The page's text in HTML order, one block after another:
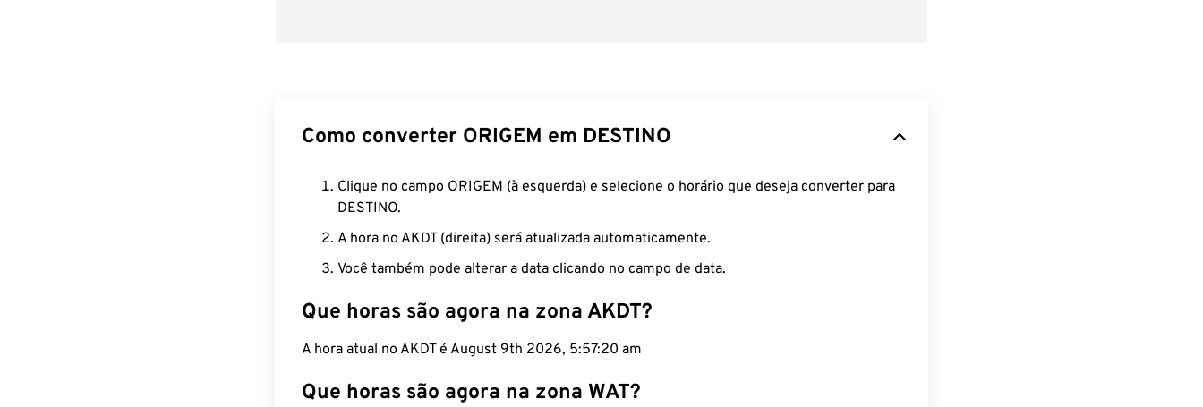
Como converter ORIGEM em DESTINO
Clique no campo ORIGEM (à esquerda) e selecione o horário que deseja converter para
DESTINO.
A hora no AKDT (direita) será atualizada automaticamente.
Você também pode alterar a data clicando no campo de data.
Que horas são agora na zona AKDT?
A hora atual no AKDT é August 9th 2026, 5:57:21 am
Que horas são agora na zona WAT?